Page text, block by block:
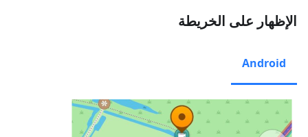
الإظهار على الخريطة
Android